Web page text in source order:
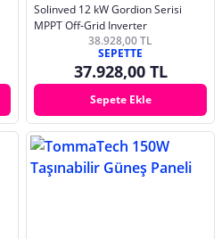
Solinved 12 kW Gordion Serisi
MPPT Off-Grid Inverter
38.928,00 TL
SEPETTE
37.928,00 TL
Sepete Ekle